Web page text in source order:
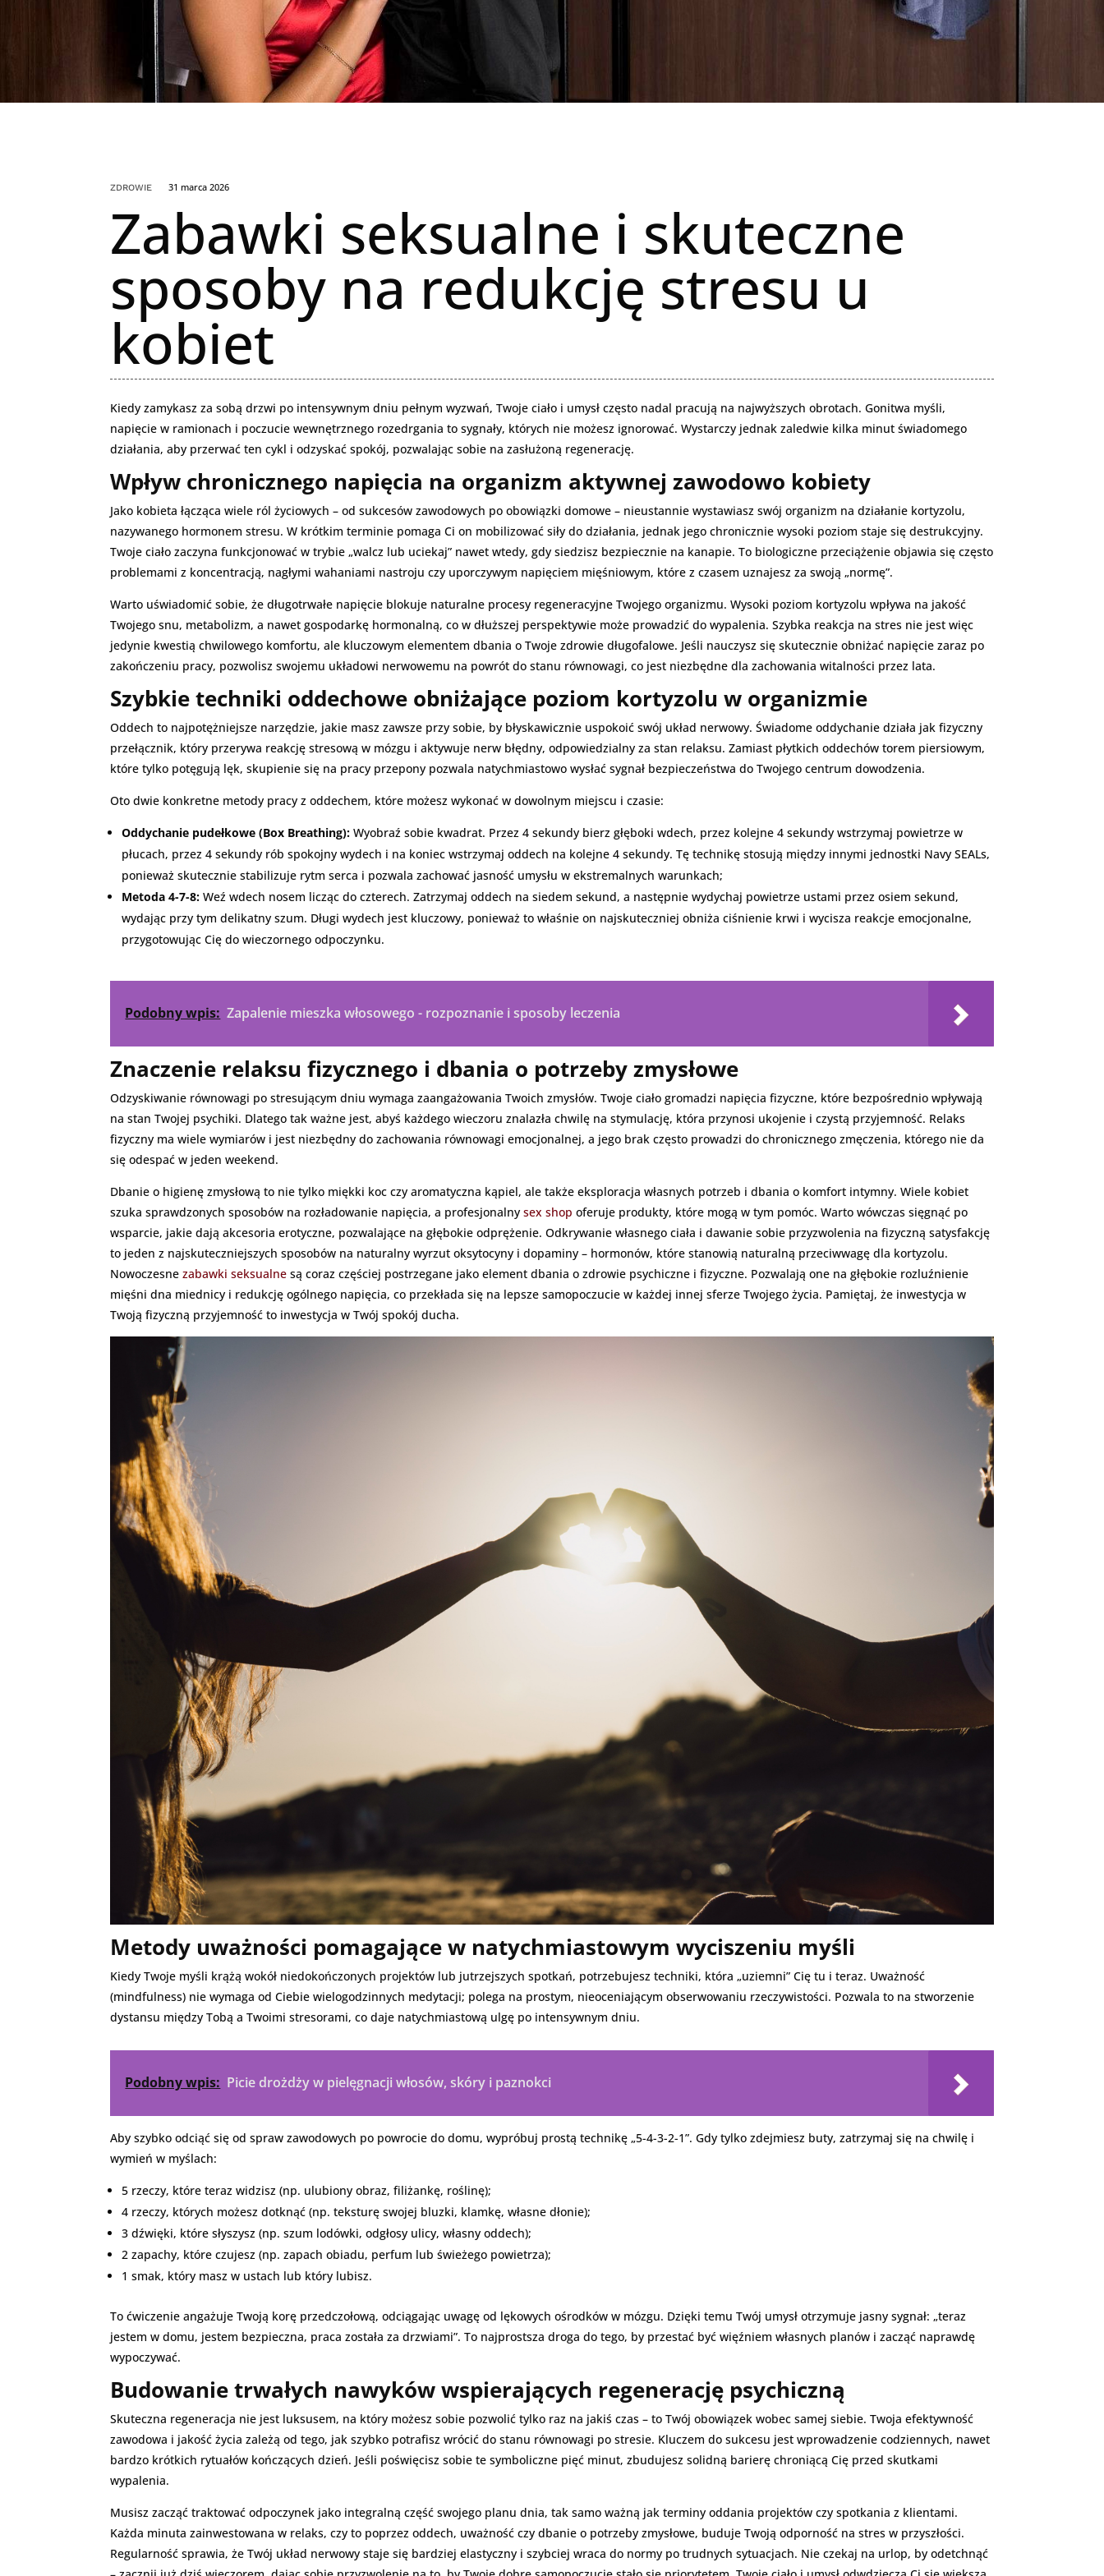
ZDROWIE 31 marca 2026
Zabawki seksualne i skuteczne
sposoby na redukcję stresu u
kobiet
Kiedy zamykasz za sobą drzwi po intensywnym dniu pełnym wyzwań, Twoje ciało i umysł często nadal pracują na najwyższych obrotach. Gonitwa myśli,
napięcie w ramionach i poczucie wewnętrznego rozedrgania to sygnały, których nie możesz ignorować. Wystarczy jednak zaledwie kilka minut świadomego
działania, aby przerwać ten cykl i odzyskać spokój, pozwalając sobie na zasłużoną regenerację.
Wpływ chronicznego napięcia na organizm aktywnej zawodowo kobiety
Jako kobieta łącząca wiele ról życiowych – od sukcesów zawodowych po obowiązki domowe – nieustannie wystawiasz swój organizm na działanie kortyzolu,
nazywanego hormonem stresu. W krótkim terminie pomaga Ci on mobilizować siły do działania, jednak jego chronicznie wysoki poziom staje się destrukcyjny.
Twoje ciało zaczyna funkcjonować w trybie „walcz lub uciekaj” nawet wtedy, gdy siedzisz bezpiecznie na kanapie. To biologiczne przeciążenie objawia się często
problemami z koncentracją, nagłymi wahaniami nastroju czy uporczywym napięciem mięśniowym, które z czasem uznajesz za swoją „normę”.
Warto uświadomić sobie, że długotrwałe napięcie blokuje naturalne procesy regeneracyjne Twojego organizmu. Wysoki poziom kortyzolu wpływa na jakość
Twojego snu, metabolizm, a nawet gospodarkę hormonalną, co w dłuższej perspektywie może prowadzić do wypalenia. Szybka reakcja na stres nie jest więc
jedynie kwestią chwilowego komfortu, ale kluczowym elementem dbania o Twoje zdrowie długofalowe. Jeśli nauczysz się skutecznie obniżać napięcie zaraz po
zakończeniu pracy, pozwolisz swojemu układowi nerwowemu na powrót do stanu równowagi, co jest niezbędne dla zachowania witalności przez lata.
Szybkie techniki oddechowe obniżające poziom kortyzolu w organizmie
Oddech to najpotężniejsze narzędzie, jakie masz zawsze przy sobie, by błyskawicznie uspokoić swój układ nerwowy. Świadome oddychanie działa jak fizyczny
przełącznik, który przerywa reakcję stresową w mózgu i aktywuje nerw błędny, odpowiedzialny za stan relaksu. Zamiast płytkich oddechów torem piersiowym,
które tylko potęgują lęk, skupienie się na pracy przepony pozwala natychmiastowo wysłać sygnał bezpieczeństwa do Twojego centrum dowodzenia.
Oto dwie konkretne metody pracy z oddechem, które możesz wykonać w dowolnym miejscu i czasie:
Oddychanie pudełkowe (Box Breathing): Wyobraź sobie kwadrat. Przez 4 sekundy bierz głęboki wdech, przez kolejne 4 sekundy wstrzymaj powietrze w
płucach, przez 4 sekundy rób spokojny wydech i na koniec wstrzymaj oddech na kolejne 4 sekundy. Tę technikę stosują między innymi jednostki Navy SEALs,
ponieważ skutecznie stabilizuje rytm serca i pozwala zachować jasność umysłu w ekstremalnych warunkach;
Metoda 4-7-8: Weź wdech nosem licząc do czterech. Zatrzymaj oddech na siedem sekund, a następnie wydychaj powietrze ustami przez osiem sekund,
wydając przy tym delikatny szum. Długi wydech jest kluczowy, ponieważ to właśnie on najskuteczniej obniża ciśnienie krwi i wycisza reakcje emocjonalne,
przygotowując Cię do wieczornego odpoczynku.
Podobny wpis: Zapalenie mieszka włosowego - rozpoznanie i sposoby leczenia
Znaczenie relaksu fizycznego i dbania o potrzeby zmysłowe
Odzyskiwanie równowagi po stresującym dniu wymaga zaangażowania Twoich zmysłów. Twoje ciało gromadzi napięcia fizyczne, które bezpośrednio wpływają
na stan Twojej psychiki. Dlatego tak ważne jest, abyś każdego wieczoru znalazła chwilę na stymulację, która przynosi ukojenie i czystą przyjemność. Relaks
fizyczny ma wiele wymiarów i jest niezbędny do zachowania równowagi emocjonalnej, a jego brak często prowadzi do chronicznego zmęczenia, którego nie da
się odespać w jeden weekend.
Dbanie o higienę zmysłową to nie tylko miękki koc czy aromatyczna kąpiel, ale także eksploracja własnych potrzeb i dbania o komfort intymny. Wiele kobiet
szuka sprawdzonych sposobów na rozładowanie napięcia, a profesjonalnysex shop oferuje produkty, które mogą w tym pomóc. Warto wówczas sięgnąć po
wsparcie, jakie dają akcesoria erotyczne, pozwalające na głębokie odprężenie. Odkrywanie własnego ciała i dawanie sobie przyzwolenia na fizyczną satysfakcję
to jeden z najskuteczniejszych sposobów na naturalny wyrzut oksytocyny i dopaminy – hormonów, które stanowią naturalną przeciwwagę dla kortyzolu.
Nowoczesnezabawki seksualne są coraz częściej postrzegane jako element dbania o zdrowie psychiczne i fizyczne. Pozwalają one na głębokie rozluźnienie
mięśni dna miednicy i redukcję ogólnego napięcia, co przekłada się na lepsze samopoczucie w każdej innej sferze Twojego życia. Pamiętaj, że inwestycja w
Twoją fizyczną przyjemność to inwestycja w Twój spokój ducha.
Metody uważności pomagające w natychmiastowym wyciszeniu myśli
Kiedy Twoje myśli krążą wokół niedokończonych projektów lub jutrzejszych spotkań, potrzebujesz techniki, która „uziemni” Cię tu i teraz. Uważność
(mindfulness) nie wymaga od Ciebie wielogodzinnych medytacji; polega na prostym, nieoceniającym obserwowaniu rzeczywistości. Pozwala to na stworzenie
dystansu między Tobą a Twoimi stresorami, co daje natychmiastową ulgę po intensywnym dniu.
Podobny wpis: Picie drożdży w pielęgnacji włosów, skóry i paznokci
Aby szybko odciąć się od spraw zawodowych po powrocie do domu, wypróbuj prostą technikę „5-4-3-2-1”. Gdy tylko zdejmiesz buty, zatrzymaj się na chwilę i
wymień w myślach:
5 rzeczy, które teraz widzisz (np. ulubiony obraz, filiżankę, roślinę);
4 rzeczy, których możesz dotknąć (np. teksturę swojej bluzki, klamkę, własne dłonie);
3 dźwięki, które słyszysz (np. szum lodówki, odgłosy ulicy, własny oddech);
2 zapachy, które czujesz (np. zapach obiadu, perfum lub świeżego powietrza);
1 smak, który masz w ustach lub który lubisz.
To ćwiczenie angażuje Twoją korę przedczołową, odciągając uwagę od lękowych ośrodków w mózgu. Dzięki temu Twój umysł otrzymuje jasny sygnał: „teraz
jestem w domu, jestem bezpieczna, praca została za drzwiami”. To najprostsza droga do tego, by przestać być więźniem własnych planów i zacząć naprawdę
wypoczywać.
Budowanie trwałych nawyków wspierających regenerację psychiczną
Skuteczna regeneracja nie jest luksusem, na który możesz sobie pozwolić tylko raz na jakiś czas – to Twój obowiązek wobec samej siebie. Twoja efektywność
zawodowa i jakość życia zależą od tego, jak szybko potrafisz wrócić do stanu równowagi po stresie. Kluczem do sukcesu jest wprowadzenie codziennych, nawet
bardzo krótkich rytuałów kończących dzień. Jeśli poświęcisz sobie te symboliczne pięć minut, zbudujesz solidną barierę chroniącą Cię przed skutkami
wypalenia.
Musisz zacząć traktować odpoczynek jako integralną część swojego planu dnia, tak samo ważną jak terminy oddania projektów czy spotkania z klientami.
Każda minuta zainwestowana w relaks, czy to poprzez oddech, uważność czy dbanie o potrzeby zmysłowe, buduje Twoją odporność na stres w przyszłości.
Regularność sprawia, że Twój układ nerwowy staje się bardziej elastyczny i szybciej wraca do normy po trudnych sytuacjach. Nie czekaj na urlop, by odetchnąć